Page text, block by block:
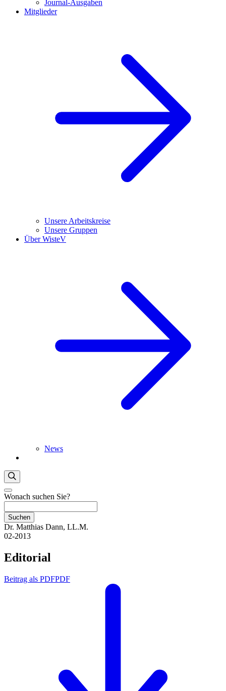
Journal-Ausgaben
Mitglieder
Unsere Arbeitskreise
Unsere Gruppen
Über WisteV
News
Wonach suchen Sie?
Suchen
Dr. Matthias Dann, LL.M.
02-2013
Editorial
Beitrag als PDFPDF